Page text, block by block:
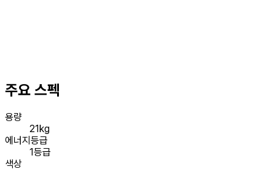
주요 스펙
용량
21kg
에너지등급
1등급
색상